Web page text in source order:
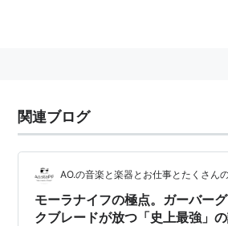
関連ブログ
AO.の音楽と楽器とお仕事とたくさんの
モーラナイフの極点。ガーバー
クブレードが放つ「史上最強」